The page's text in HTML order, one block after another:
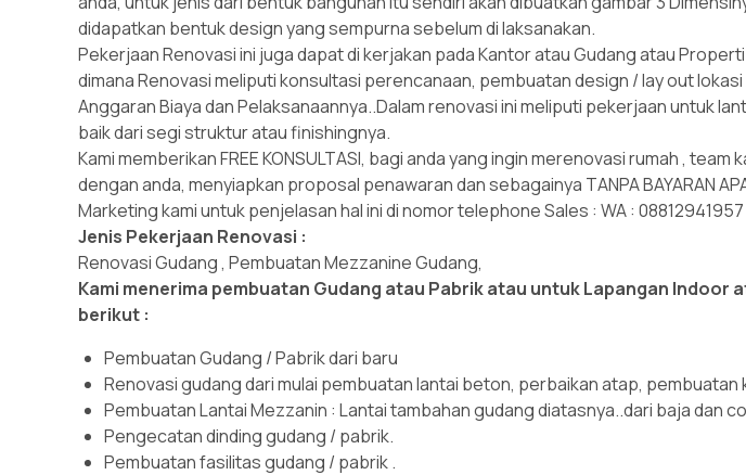
didapatkan bentuk design yang sempurna sebelum di laksanakan.
Pekerjaan Renovasi ini juga dapat di kerjakan pada Kantor atau Gudang atau Properti
dimana Renovasi meliputi konsultasi perencanaan, pembuatan design / lay out
Anggaran Biaya dan Pelaksanaannya..Dalam renovasi ini meliputi pekerjaan untuk
baik dari segi struktur atau finishingnya.
Kami memberikan FREE KONSULTASI, bagi anda yang ingin merenovasi rumah , team
dengan anda, menyiapkan proposal penawaran dan sebagainya TANPA BAYARAN
Marketing kami untuk penjelasan hal ini di nomor telephone Sales : WA :
Jenis Pekerjaan Renovasi :
Renovasi Gudang , Pembuatan Mezzanine Gudang,
Kami menerima pembuatan Gudang atau Pabrik atau untuk Lapangan Indoor
berikut :
Pembuatan Gudang / Pabrik dari baru
Renovasi gudang dari mulai pembuatan lantai beton, perbaikan atap, pembuatan
Pembuatan Lantai Mezzanin : Lantai tambahan gudang diatasnya..dari baja dan
Pengecatan dinding gudang / pabrik.
Pembuatan fasilitas gudang / pabrik .